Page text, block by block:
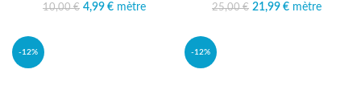
10,00€ Le prix initial était :
4,99 €
Le prix
mètre 25,00€ Le prix initial était :
21,99 €
Le prix
mètre
-12% -12%